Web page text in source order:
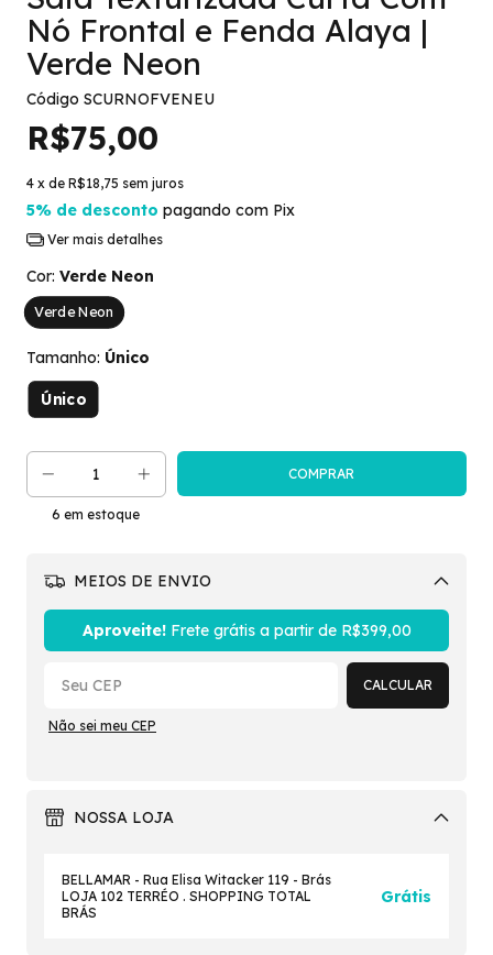
Nó Frontal e Fenda Alaya |
Verde Neon
Código SCURNOFVENEU
R$75,00
4 x de R$18,75 sem juros
5% de desconto pagando com Pix
Ver mais detalhes
Cor: Verde Neon
Verde Neon
Tamanho: Único
Único
6 em estoque
MEIOS DE ENVIO
Aproveite!Frete grátis a partir de R$399,00
CALCULAR
Não sei meu CEP
NOSSA LOJA
BELLAMAR - Rua Elisa Witacker 119 - Brás
LOJA 102 TERRÉO . SHOPPING TOTAL
BRÁS
Grátis